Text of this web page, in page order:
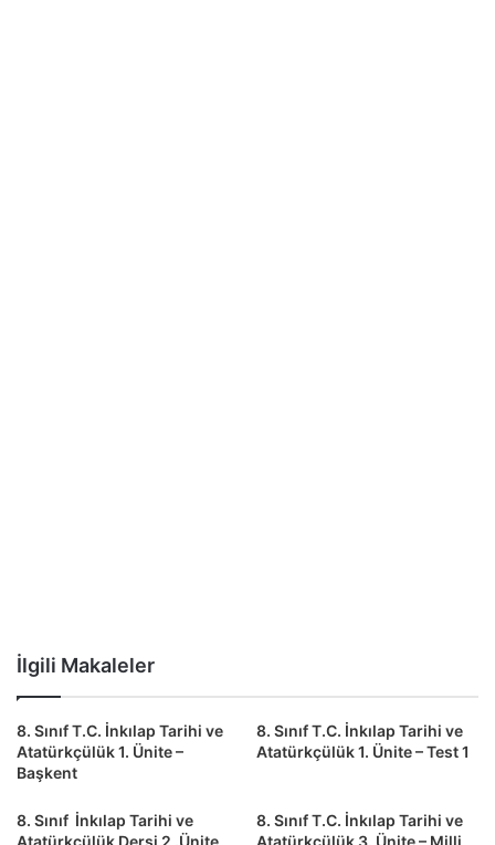
İlgili Makaleler
8. Sınıf T.C. İnkılap Tarihi ve
Atatürkçülük 1. Ünite –
Başkent
8. Sınıf T.C. İnkılap Tarihi ve
Atatürkçülük 1. Ünite – Test 1
8. Sınıf İnkılap Tarihi ve
Atatürkçülük Dersi 2 .Ünite
8. Sınıf T.C. İnkılap Tarihi ve
Atatürkçülük 3. Ünite – Milli